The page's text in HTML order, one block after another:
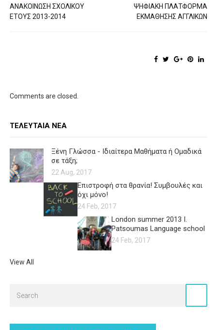
ΑΝΑΚΟΊΝΩΣΗ ΣΧΟΛΙΚΟΎ
ΈΤΟΥΣ 2013-2014
ΨΗΦΙΑΚΉ ΠΛΑΤΦΌΡΜΑ
ΕΚΜΆΘΗΣΗΣ ΑΓΓΛΙΚΏΝ
Comments are closed.
ΤΕΛΕΥΤΑΊΑ ΝΈΑ
Ξένη Γλώσσα - Ιδιαίτερα Μαθήματα ή Ομαδικά
σε τάξη;
22 Aug, 2017
Επιστροφή στα θρανία! Συμβουλές και
όχι μόνο!
24 Feb, 2017
London summer 2013 I.
Patsoumas Language school
24 Feb, 2017
View All